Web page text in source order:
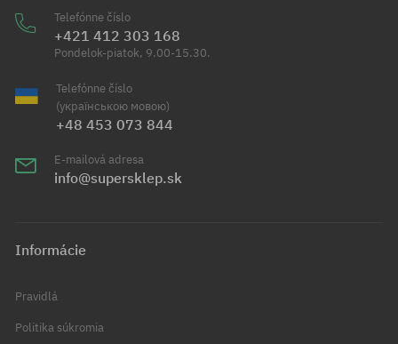
Telefónne číslo
+421 412 303 168
Pondelok-piatok, 9.00-15.30.
Telefónne číslo
(українською мовою)
+48 453 073 844
E-mailová adresa
info@supersklep.sk
Informácie
Pravidlá
Politika súkromia